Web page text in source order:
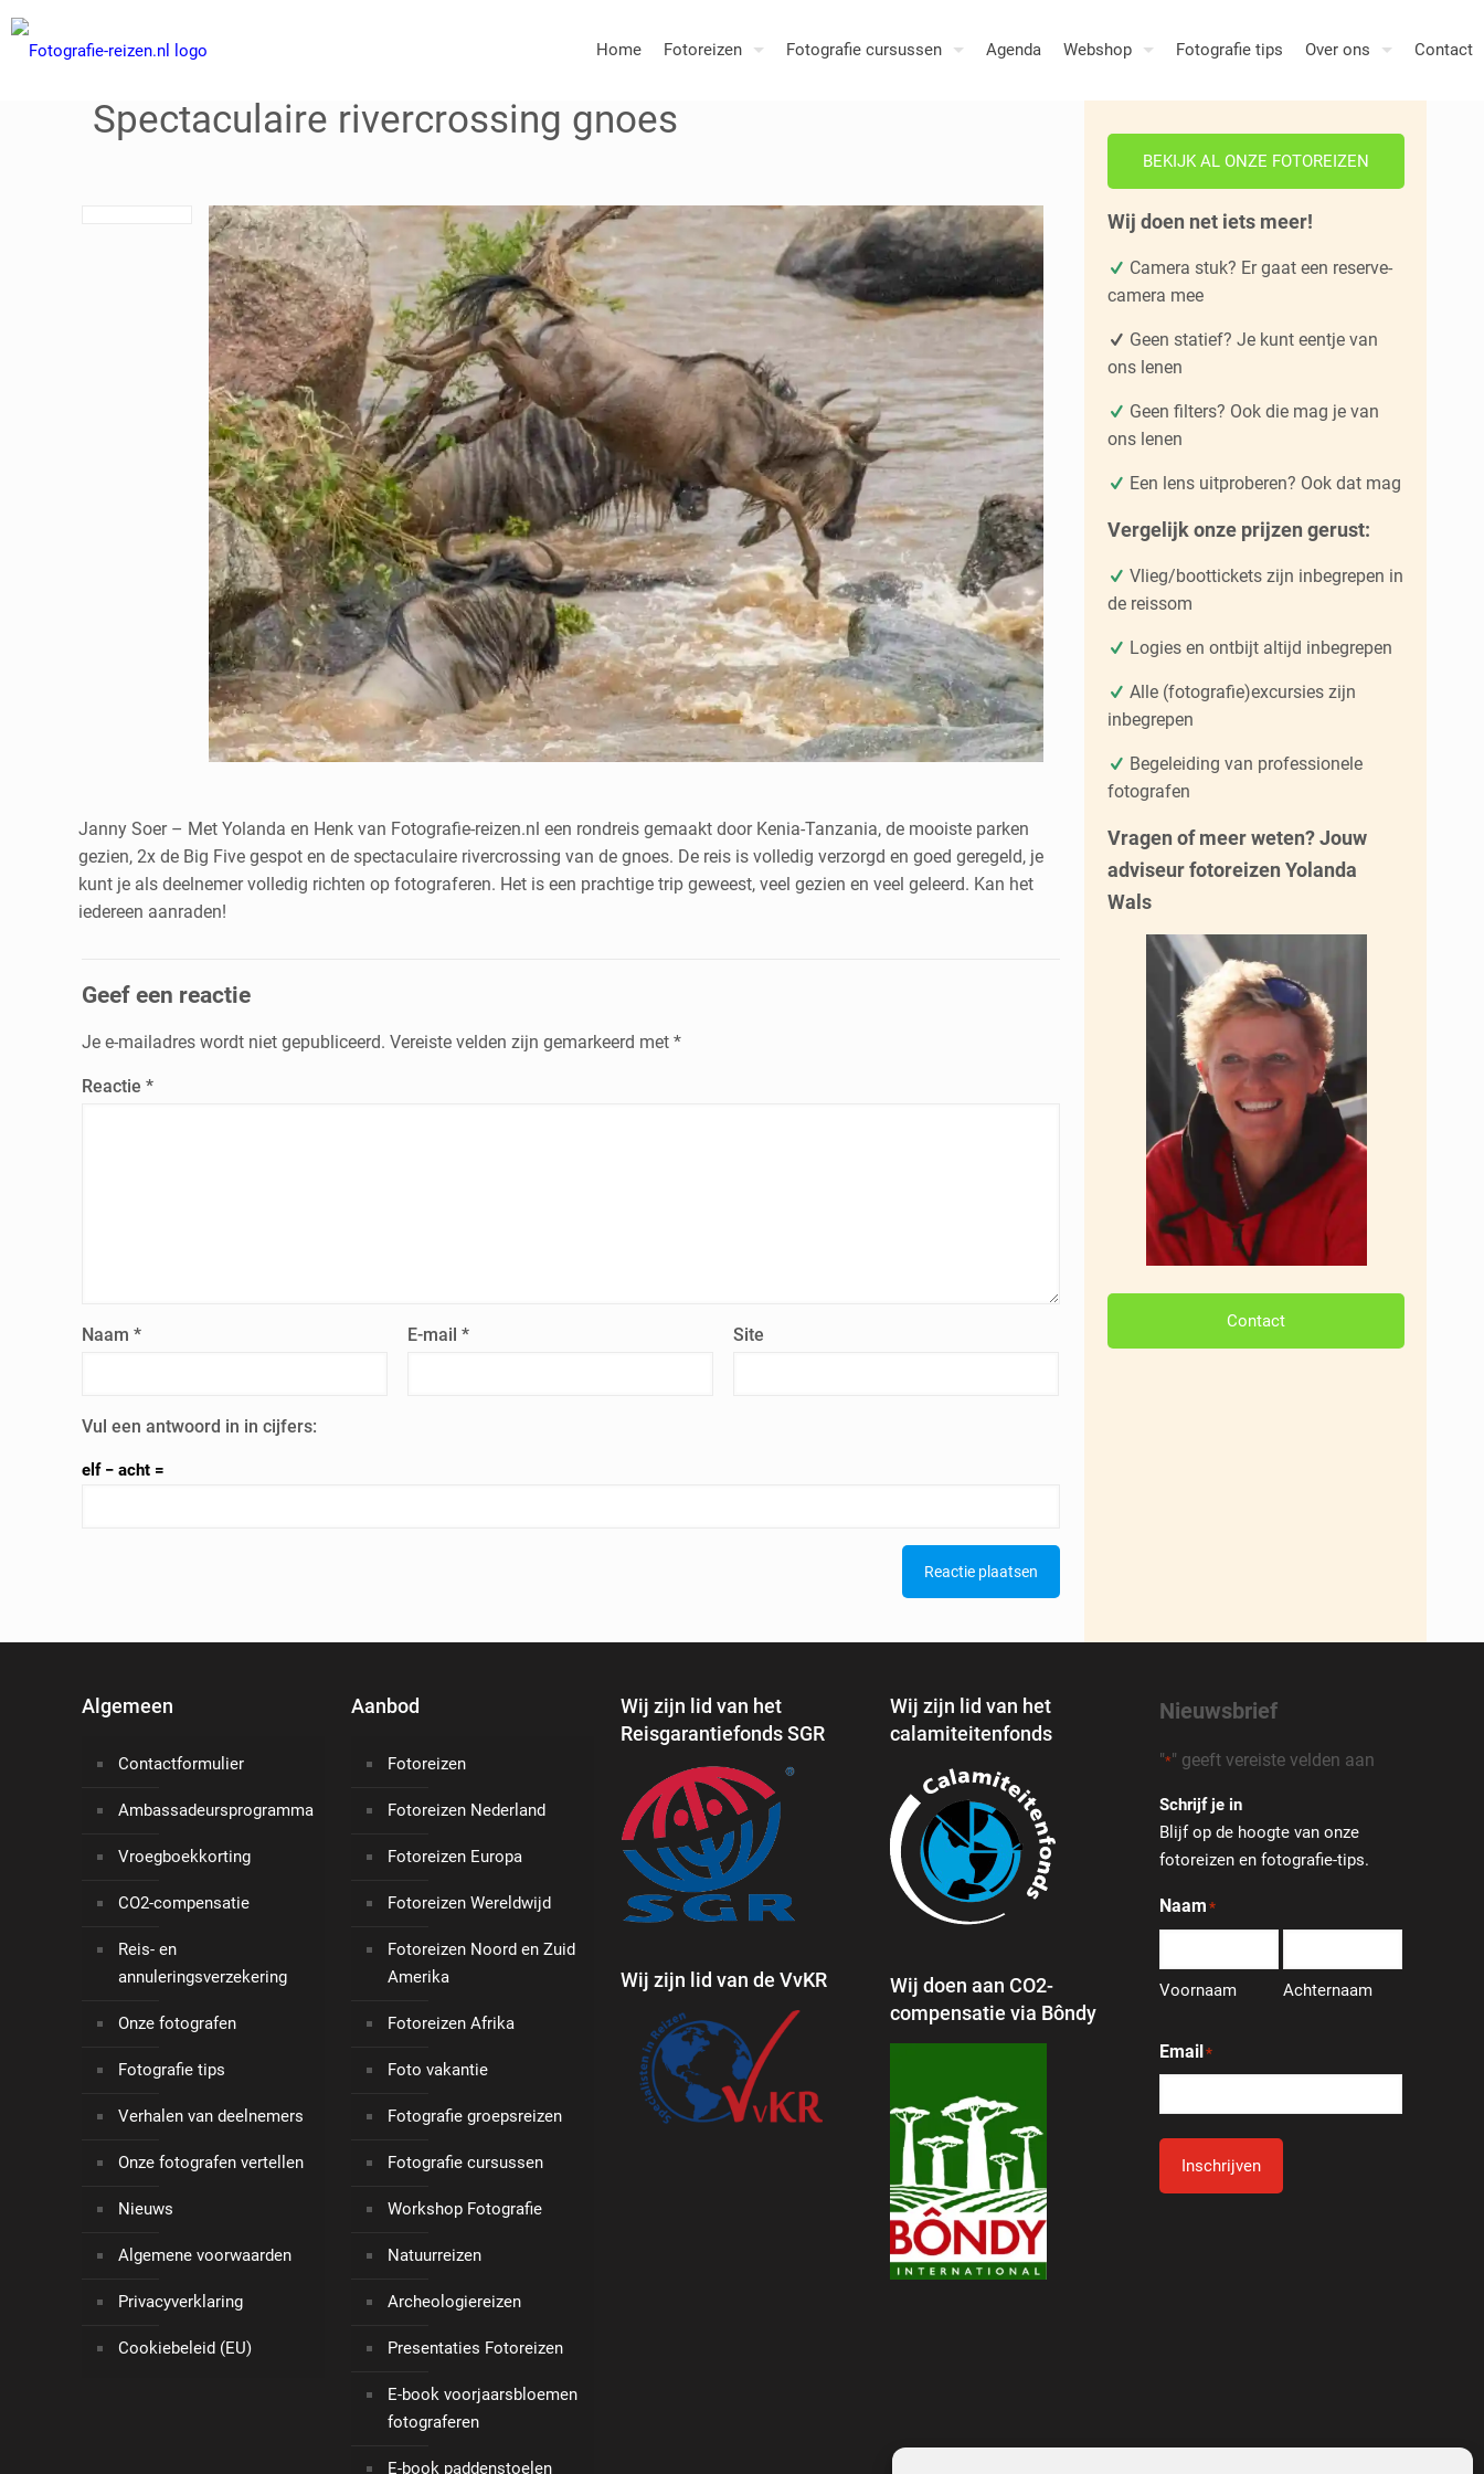
Home Fotoreizen Fotografie cursussen Agenda Webshop Fotografie tips Over ons Contact
Spectaculaire rivercrossing gnoes
Janny Soer – Met Yolanda en Henk van Fotografie-reizen.nl een rondreis gemaakt door Kenia-Tanzania, de mooiste parken
gezien, 2x de Big Five gespot en de spectaculaire rivercrossing van de gnoes. De reis is volledig verzorgd en goed geregeld, je
kunt je als deelnemer volledig richten op fotograferen. Het is een prachtige trip geweest, veel gezien en veel geleerd. Kan het
iedereen aanraden!
Geef een reactie
Je e-mailadres wordt niet gepubliceerd. Vereiste velden zijn gemarkeerd met *
Reactie *
Naam * E-mail* Site
Vul een antwoord in in cijfers:
elf − acht =
BEKIJK AL ONZE FOTOREIZEN
Wij doen net iets meer!
Camera stuk? Er gaat een reserve-
camera mee
Geen statief? Je kunt eentje van
ons lenen
Geen filters? Ook die mag je van
ons lenen
Een lens uitproberen? Ook dat mag
Vergelijk onze prijzen gerust:
Vlieg/boottickets zijn inbegrepen in
de reissom
Logies en ontbijt altijd inbegrepen
Alle (fotografie)excursies zijn
inbegrepen
Begeleiding van professionele
fotografen
Vragen of meer weten? Jouw
adviseur fotoreizen Yolanda
Wals
Contact
Algemeen
Contactformulier
Ambassadeursprogramma
Vroegboekkorting
CO2-compensatie
Reis- en
annuleringsverzekering
Onze fotografen
Fotografie tips
Verhalen van deelnemers
Onze fotografen vertellen
Nieuws
Algemene voorwaarden
Privacyverklaring
Cookiebeleid (EU)
Aanbod
Fotoreizen
Fotoreizen Nederland
Fotoreizen Europa
Fotoreizen Wereldwijd
Fotoreizen Noord en Zuid
Amerika
Fotoreizen Afrika
Foto vakantie
Fotografie groepsreizen
Fotografie cursussen
Workshop Fotografie
Natuurreizen
Archeologiereizen
Presentaties Fotoreizen
E-book voorjaarsbloemen
fotograferen
E-book paddenstoelen
Wij zijn lid van het
Reisgarantiefonds SGR
Wij zijn lid van de VvKR
Wij zijn lid van het
calamiteitenfonds
Wij doen aan CO2-
compensatie via Bôndy
Nieuwsbrief
"*" geeft vereiste velden aan
Schrijf je in
Blijf op de hoogte van onze
fotoreizen en fotografie-tips.
Naam *
Voornaam Achternaam
Email*
Inschrijven